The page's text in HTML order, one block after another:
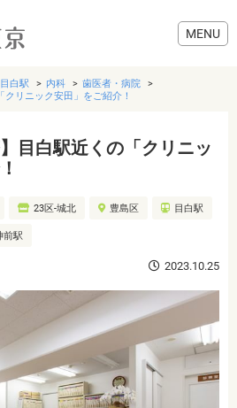
目白駅 内科
歯医者・病院
クリニック安田」をご紹介！
目白駅近くの「クリニッ
23区-城北 豊島区 目白駅
前駅
2023.10.25